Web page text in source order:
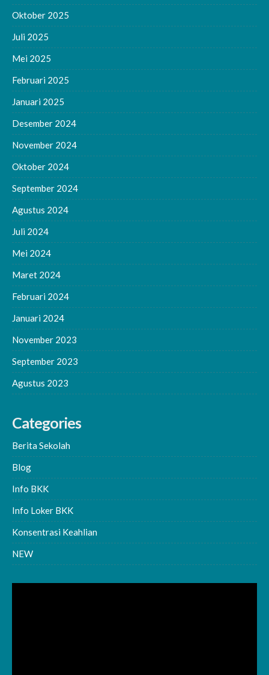
Oktober 2025
Juli 2025
Mei 2025
Februari 2025
Januari 2025
Desember 2024
November 2024
Oktober 2024
September 2024
Agustus 2024
Juli 2024
Mei 2024
Maret 2024
Februari 2024
Januari 2024
November 2023
September 2023
Agustus 2023
Categories
Berita Sekolah
Blog
Info BKK
Info Loker BKK
Konsentrasi Keahlian
NEW